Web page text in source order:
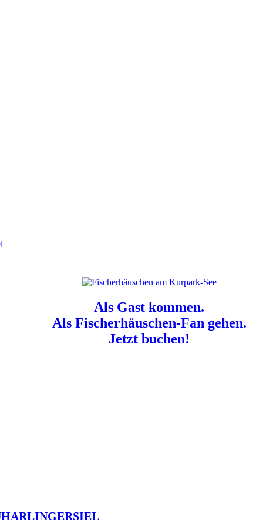
Als Gast kommen.
Als Fischerhäuschen-Fan gehen.
Jetzt buchen!